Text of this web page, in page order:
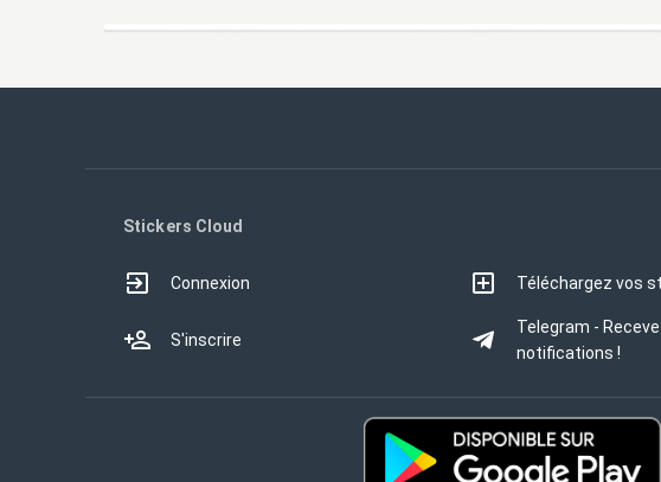
Stickers Cloud
Connexion
S'inscrire
Téléchargez vos
Telegram -
notifications !